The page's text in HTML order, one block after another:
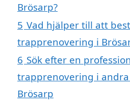
Brösarp?
5 Vad hjälper till att
trapprenovering i
6 Sök efter en
trapprenovering i
Brösarp